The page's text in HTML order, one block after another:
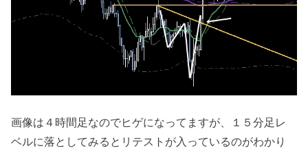
画像は４時間足なのでヒゲになってますが、１５分足レ
ベルに落としてみるとリテストが入っているのがわかり